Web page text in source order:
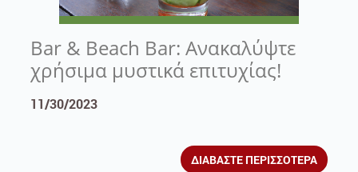
Bar & Beach Bar: Ανακαλύψτε
χρήσιμα μυστικά επιτυχίας!
11/30/2023
ΔΙΑΒΑΣΤΕ ΠΕΡΙΣΣΟΤΕΡΑ